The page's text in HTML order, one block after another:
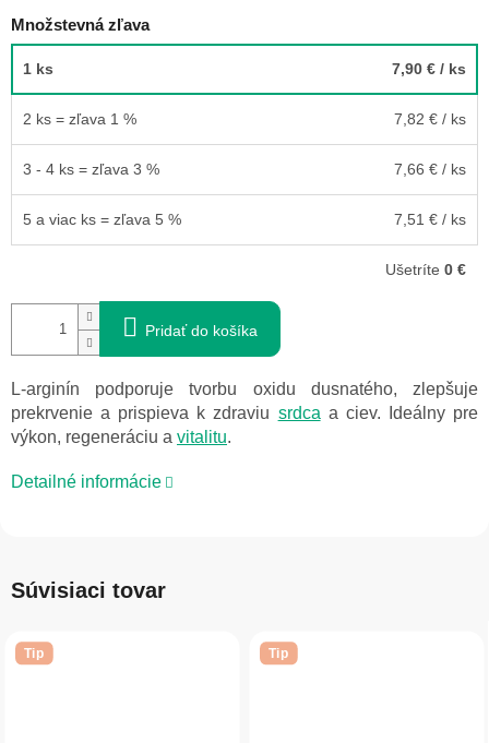
Množstevná zľava
1 ks 7,90 € / ks
2 ks = zľava 1 % 7,82 € / ks
3 - 4 ks = zľava 3 % 7,66 € / ks
5 a viac ks = zľava 5 % 7,51 € / ks
Ušetríte 0 €
Pridať do košíka
L-arginín podporuje tvorbu oxidu dusnatého, zlepšuje
prekrvenie a prispieva k zdraviu srdca a ciev. Ideálny pre
výkon, regeneráciu a vitalitu.
Detailné informácie
Súvisiaci tovar
Tip Tip